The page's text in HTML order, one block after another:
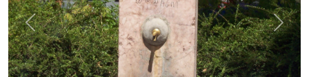
Previous Next